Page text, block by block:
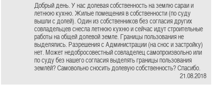
Добрый день. У нас долевая собственность на землю сараи и
летнюю кухню. Жилые помещения в собственности (по суду
вышли с долей). Один из собственников без согласия других
совладельцев снесла летнюю кухню и сейчас идут строительные
работы на общей долевой земле. Границы пользования не
выделялись. Разрешения с Администрации (на снос и застройку)
нет. Может недобросовестный совладелец самопроизвольно или
по суду без нашего согласия выделять границы пользования
землёй? Самовольно сносить долевую собственность? Спасибо.
21.08.2018